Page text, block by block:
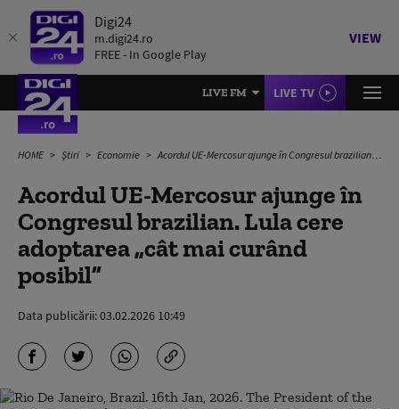
Digi24
m.digi24.ro
FREE - In Google Play
VIEW
LIVE FM LIVE TV
HOME Știri Economie Acordul UE-Mercosur ajunge în Congresul brazilian. Lula cere adoptarea „cât mai curând posibil”
Acordul UE-Mercosur ajunge în
Congresul brazilian. Lula cere
adoptarea „cât mai curând
posibil”
Data publicării:03.02.2026 10:49